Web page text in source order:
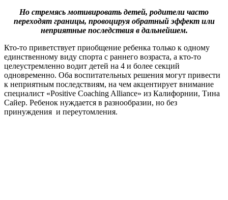
Но стремясь мотивировать детей, родители часто
переходят границы, провоцируя обратный эффект или
неприятные последствия в дальнейшем.
Кто-то приветствует приобщение ребенка только к одному
единственному виду спорта с раннего возраста, а кто-то
целеустремленно водит детей на 4 и более секций
одновременно. Оба воспитательных решения могут привести
к неприятным последствиям, на чем акцентирует внимание
специалист «Positive Coaching Alliance» из Калифорнии, Тина
Сайер. Ребенок нуждается в разнообразии, но без
принуждения и переутомления.